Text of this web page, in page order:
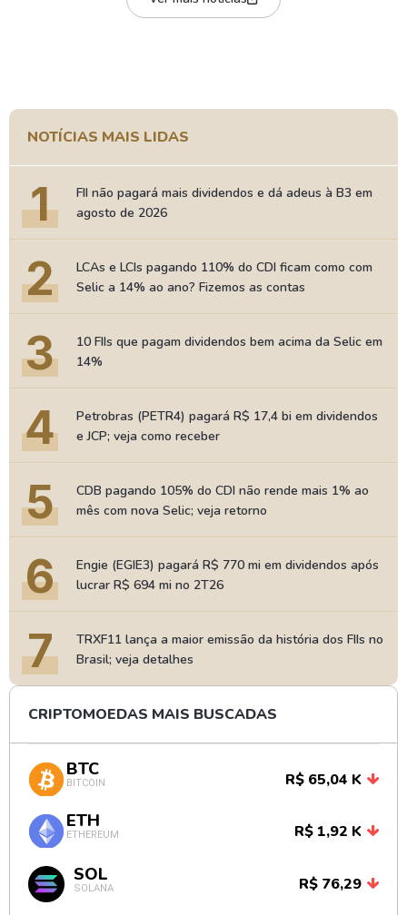
NOTÍCIAS MAIS LIDAS
1
FII não pagará mais dividendos e dá adeus à B3 em
agosto de 2026
2
LCAs e LCIs pagando 110% do CDI ficam como com
Selic a 14% ao ano? Fizemos as contas
3
10 FIIs que pagam dividendos bem acima da Selic em
14%
4
Petrobras (PETR4) pagará R$ 17,4 bi em dividendos
e JCP; veja como receber
5
CDB pagando 105% do CDI não rende mais 1% ao
mês com nova Selic; veja retorno
6
Engie (EGIE3) pagará R$ 770 mi em dividendos após
lucrar R$ 694 mi no 2T26
7
TRXF11 lança a maior emissão da história dos FIIs no
Brasil; veja detalhes
CRIPTOMOEDAS MAIS BUSCADAS
BTC
BITCOIN R$ 65,04 K
ETH
ETHEREUM R$ 1,92 K
SOL
SOLANA R$ 76,29